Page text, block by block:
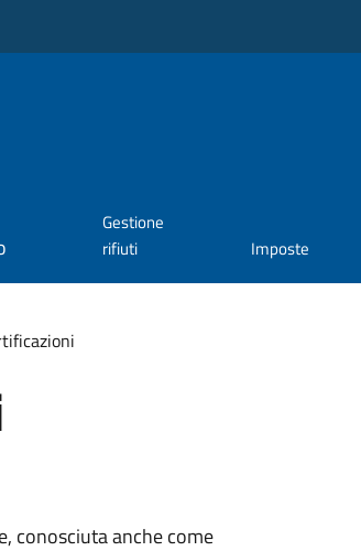
Gestione
rifiuti
Imposte
conosciuta anche come